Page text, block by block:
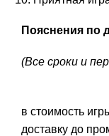
Пояснения по
(Все сроки и
в стоимость
доставку до